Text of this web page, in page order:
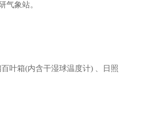
象站。
叶箱(内含干湿球温度计) 、日照